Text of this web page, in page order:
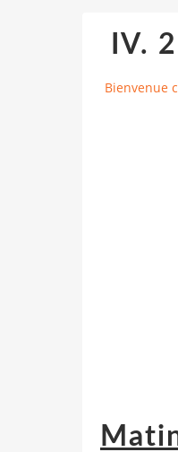
IV.
Bienvenue